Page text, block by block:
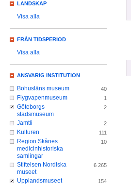
LANDSKAP
Visa alla
FRÅN TIDSPERIOD
Visa alla
ANSVARIG INSTITUTION
Bohusläns museum 40
Flygvapenmuseum 1
Göteborgs
stadsmuseum
2
Jamtli 2
Kulturen 111
Region Skånes
medicinhistoriska
samlingar
10
Stiftelsen Nordiska
museet
6 265
Upplandsmuseet 154